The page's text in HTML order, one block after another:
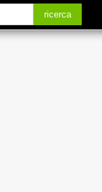
ricerca